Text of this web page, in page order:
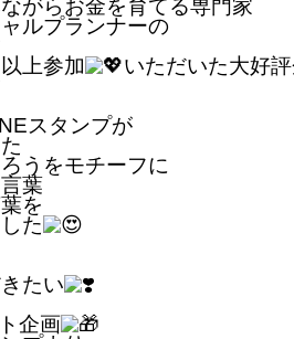
がらお金を育てる専門家
ルプランナーの
上参加
いただいた大好評
スタンプが
うをモチーフに
葉
を
た
たい
企画